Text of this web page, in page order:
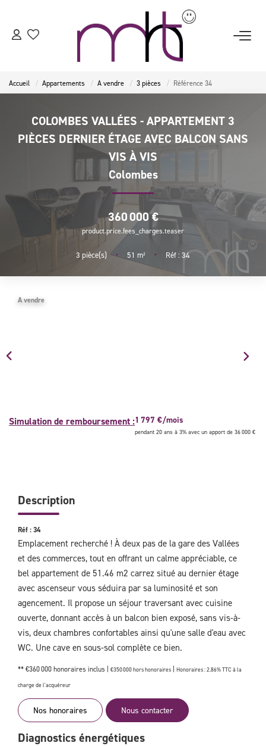
ACCUEIL
ESTIMATION
BIENS VENDUS
NOTRE AGENCE
NOUS CONTACTER
Accueil Appartements A vendre 3 pièces Référence 34
COLOMBES VALLÉES - APPARTEMENT 3
PIÈCES DERNIER ÉTAGE AVEC BALCON SANS
VIS À VIS
Colombes
360 000 €
product.price.fees_charges.teaser
3 pièce(s) • 51 m² • Réf : 34
A vendre
Simulation de remboursement :1 797 €/mois
pendant 20 ans à 3% avec un apport de 36 000 €
Description
Réf : 34
Emplacement recherché ! À deux pas de la gare des Vallées
et des commerces, tout en offrant un calme appréciable, ce
bel appartement de 51.46 m2 carrez situé au dernier étage
avec ascenseur vous séduira par sa luminosité et son
agencement. Il propose un séjour traversant avec cuisine
ouverte, donnant accès à un balcon bien exposé, sans vis-à-
vis, deux chambres confortables ainsi qu'une salle d'eau avec
WC. Une cave en sous-sol complète ce bien.
** €360 000 honoraires inclus | €350 000hors honoraires | Honoraires : 2.86% TTC à la
charge de l'acquéreur
Nos honoraires Nous contacter
Diagnostics énergétiques